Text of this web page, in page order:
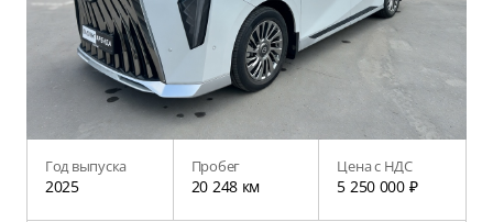
Год выпуска
2025
Пробег
20 248 км
Цена с НДС
5 250 000 ₽